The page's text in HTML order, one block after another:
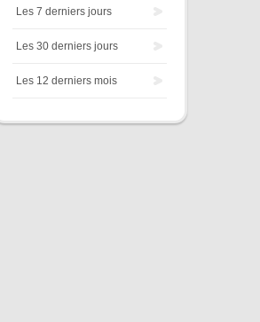
Les 7 derniers jours
Les 30 derniers jours
Les 12 derniers mois